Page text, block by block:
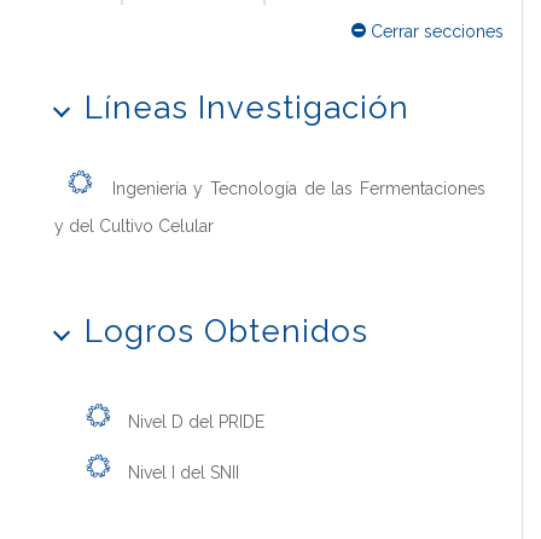
Cerrar secciones
Líneas Investigación
Ingeniería y Tecnología de las Fermentaciones
y del Cultivo Celular
Logros Obtenidos
Nivel D del PRIDE
Nivel I del SNII